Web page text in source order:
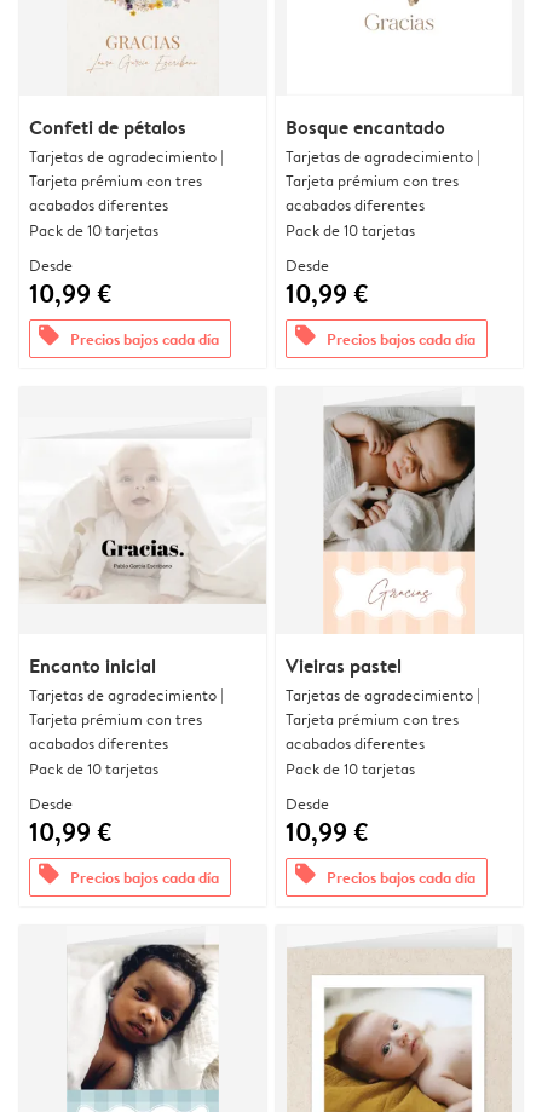
Confeti de pétalos
Tarjetas de agradecimiento |
Tarjeta prémium con tres
acabados diferentes
Pack de 10 tarjetas
Desde
10,99 €
offers Precios bajos cada día
Bosque encantado
Tarjetas de agradecimiento |
Tarjeta prémium con tres
acabados diferentes
Pack de 10 tarjetas
Desde
10,99 €
offers Precios bajos cada día
Encanto inicial
Tarjetas de agradecimiento |
Tarjeta prémium con tres
acabados diferentes
Pack de 10 tarjetas
Desde
10,99 €
offers Precios bajos cada día
Vieiras pastel
Tarjetas de agradecimiento |
Tarjeta prémium con tres
acabados diferentes
Pack de 10 tarjetas
Desde
10,99 €
offers Precios bajos cada día